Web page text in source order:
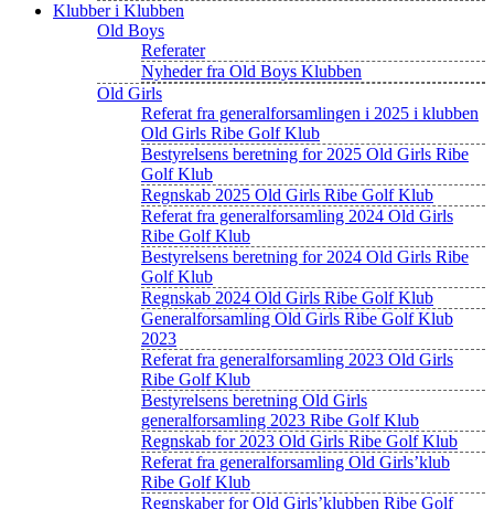
Klubber i Klubben
Old Boys
Referater
Nyheder fra Old Boys Klubben
Old Girls
Referat fra generalforsamlingen i 2025 i klubben
Old Girls Ribe Golf Klub
Bestyrelsens beretning for 2025 Old Girls Ribe
Golf Klub
Regnskab 2025 Old Girls Ribe Golf Klub
Referat fra generalforsamling 2024 Old Girls
Ribe Golf Klub
Bestyrelsens beretning for 2024 Old Girls Ribe
Golf Klub
Regnskab 2024 Old Girls Ribe Golf Klub
Generalforsamling Old Girls Ribe Golf Klub
2023
Referat fra generalforsamling 2023 Old Girls
Ribe Golf Klub
Bestyrelsens beretning Old Girls
generalforsamling 2023 Ribe Golf Klub
Regnskab for 2023 Old Girls Ribe Golf Klub
Referat fra generalforsamling Old Girls’klub
Ribe Golf Klub
Regnskaber for Old Girls’klubben Ribe Golf